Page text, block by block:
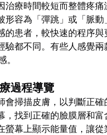
治療時間較短而整體疼
形容為「彈跳」或「脈
的患者，較快速的程序
驗都不同。有些人感覺
。
過程導覽
會掃描皮膚，以判斷正
，找到正確的臉膜層和
螢幕上顯示能量值，讓